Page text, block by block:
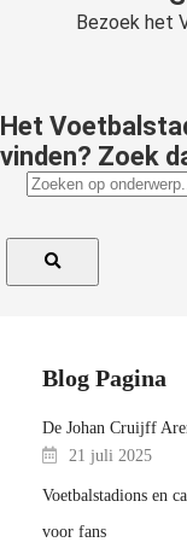
Bezoek het
Het
vinden? Zoek
Blog Pagina
De Johan Cruijff
21 juli 2025
Voetbalstadions en
voor fans